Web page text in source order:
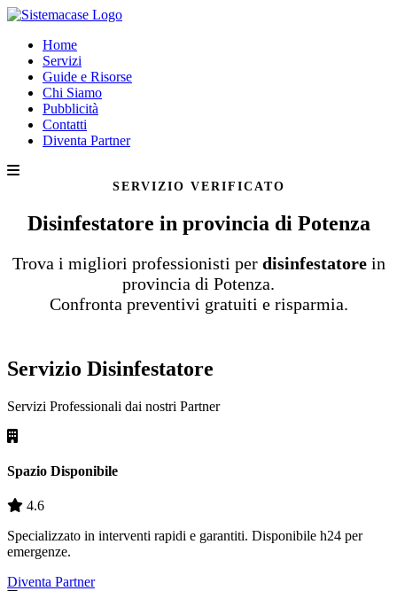
Home
Servizi
Guide e Risorse
Chi Siamo
Pubblicità
Contatti
Diventa Partner
SERVIZIO VERIFICATO
Disinfestatore in provincia di Potenza
Trova i migliori professionisti per disinfestatore in
provincia di Potenza.
Confronta preventivi gratuiti e risparmia.
Servizio Disinfestatore
Servizi Professionali dai nostri Partner
Spazio Disponibile
4.6
Specializzato in interventi rapidi e garantiti. Disponibile h24 per
emergenze.
Diventa Partner